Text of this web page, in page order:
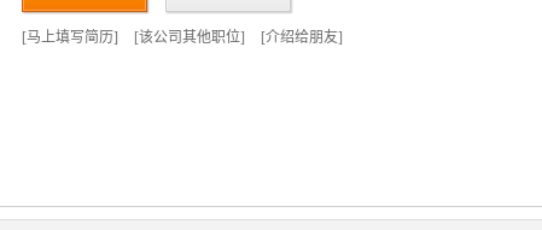
[马上填写简历] [该公司其他职位] [介绍给朋友]